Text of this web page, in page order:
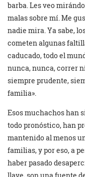
barba. Les veo
malas sobre mí. Me
nadie mira. Ya sabe,
cometen algunas
caducado, todo el
nunca, nunca, correr
siempre prudente,
familia».
Esos muchachos han
todo pronóstico, han
mantenido al menos
familias, y por eso, a
haber pasado
llave, son una fuente